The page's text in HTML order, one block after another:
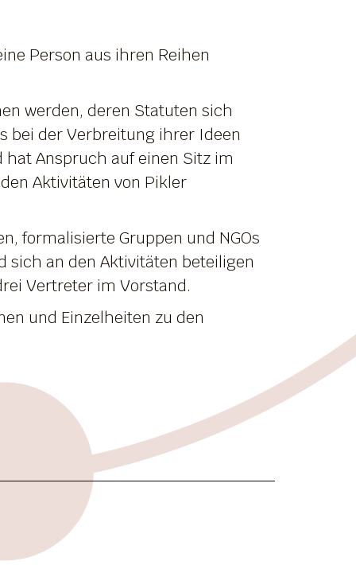
Person aus ihren Reihen
werden, deren Statuten sich
bei der Verbreitung ihrer Ideen
Anspruch auf einen Sitz im
Aktivitäten von Pikler
formalisierte Gruppen und NGOs
sich an den Aktivitäten beteiligen
Vertreter im Vorstand.
und Einzelheiten zu den